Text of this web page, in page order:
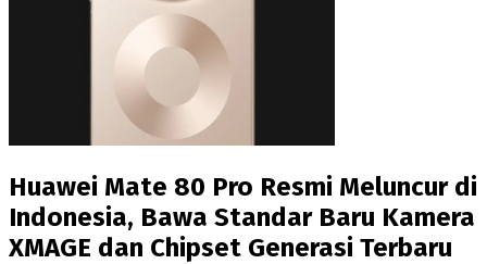
Huawei Mate 80 Pro Resmi Meluncur di
Indonesia, Bawa Standar Baru Kamera
XMAGE dan Chipset Generasi Terbaru